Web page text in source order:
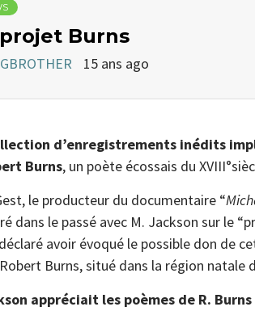
Burns
15 ans ago
d’enregistrements inédits
Burns, un poète écossais du
le producteur du documentaire “
dans le passé avec M. Jackson sur le
avoir évoqué le possible don de
Burns, situé dans la région natale
appréciait les poèmes de R.